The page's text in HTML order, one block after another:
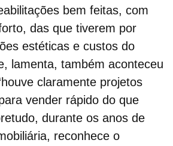
bem feitas, com
das que tiverem por
estéticas e custos do
lamenta, também aconteceu
houve claramente projetos
vender rápido do que
durante os anos de
reconhece o